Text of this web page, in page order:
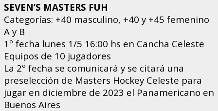
SEVEN’S MASTERS FUH
Categorías: +40 masculino, +40 y +45 femenino
A y B
1º fecha lunes 1/5 16:00 hs en Cancha Celeste
Equipos de 10 jugadores
La 2º fecha se comunicará y se citará una
preselección de Masters Hockey Celeste para
jugar en diciembre de 2023 el Panamericano en
Buenos Aires